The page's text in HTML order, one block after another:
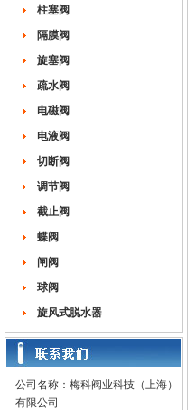
柱塞阀
隔膜阀
旋塞阀
疏水阀
电磁阀
电液阀
切断阀
调节阀
截止阀
蝶阀
闸阀
球阀
旋风式脱水器
公司名称：梅科阀业科技（上海）
有限公司